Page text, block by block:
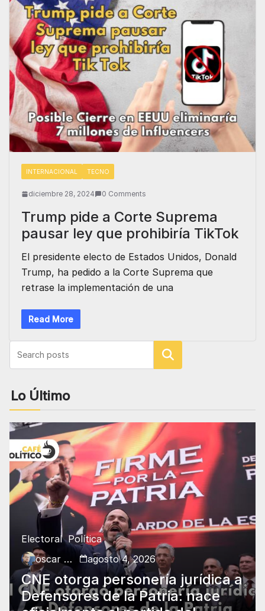
INTERNACIONAL TECNO
diciembre 28, 2024 0 Comments
Trump pide a Corte Suprema
pausar ley que prohibiría TikTok
El presidente electo de Estados Unidos, Donald
Trump, ha pedido a la Corte Suprema que
retrase la implementación de una
Read More
Buscar
Lo Último
Electoral Política
oscar charry
agosto 4, 2026
CNE otorga personería jurídica a
Defensores de la Patria: nace